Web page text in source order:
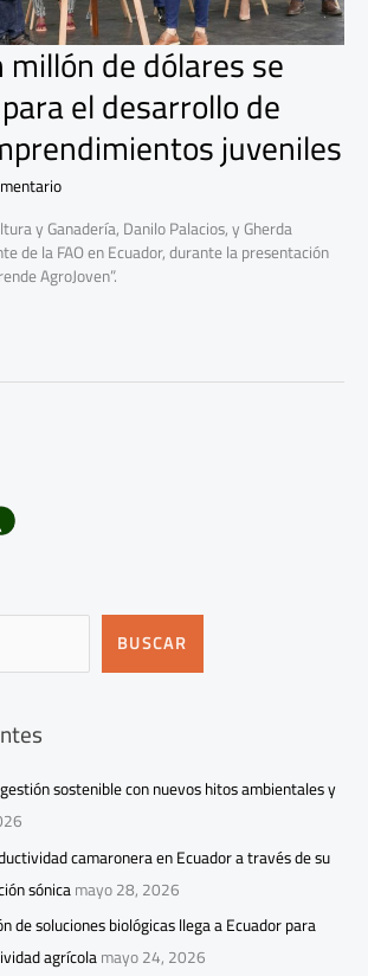
de dólares se
el desarrollo de
juveniles
y Ganadería, Danilo Palacios, y Gherda
de la FAO en Ecuador, durante la presentación
AgroJoven”.
BUSCAR
sostenible con nuevos hitos ambientales y
camaronera en Ecuador a través de su
sónicamayo 28, 2026
de soluciones biológicas llega a Ecuador para
agrícolamayo 24, 2026